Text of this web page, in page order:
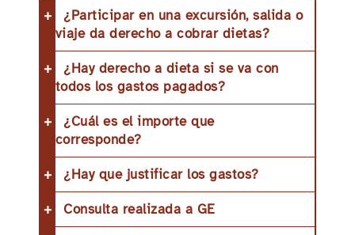
¿Participar en una excursión, salida o
viaje da derecho a cobrar dietas?
¿Hay derecho a dieta si se va con
todos los gastos pagados?
¿Cuál es el importe que
corresponde?
¿Hay que justificar los gastos?
Consulta realizada a GE